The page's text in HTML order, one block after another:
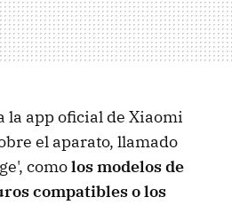
la app oficial de Xiaomi
el aparato, llamado
comolos modelos de
compatibles o los